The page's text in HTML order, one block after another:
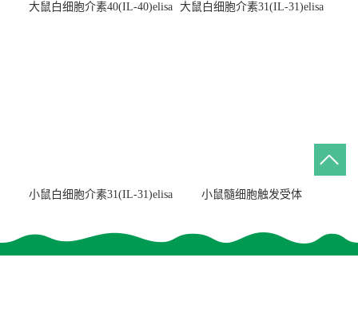
大鼠白细胞介素40(IL-40)elisa
大鼠白细胞介素31(IL-31)elisa
小鼠白细胞介素31(IL-31)elisa
小鼠髓细胞触发受体